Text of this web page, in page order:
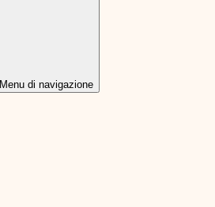
Menu di navigazione